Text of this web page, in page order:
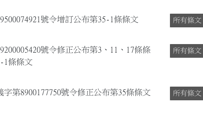
號令增訂公布第35-1條條文 所有條文
號令修正公布第3、11、17條條
1條條文
所有條文
第8900177750號令修正公布第35條條文 所有條文